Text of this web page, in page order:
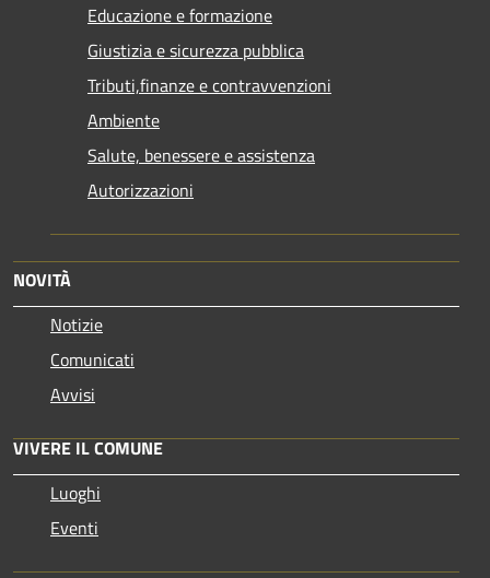
Educazione e formazione
Giustizia e sicurezza pubblica
Tributi,finanze e contravvenzioni
Ambiente
Salute, benessere e assistenza
Autorizzazioni
NOVITÀ
Notizie
Comunicati
Avvisi
VIVERE IL COMUNE
Luoghi
Eventi